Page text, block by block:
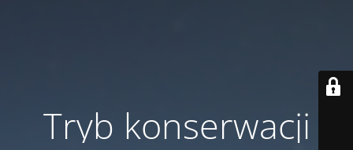
Tryb konserwacji